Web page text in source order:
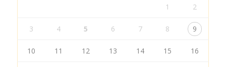
1 2
3 4 5 6 7 8 9
10 11 12 13 14 15 16